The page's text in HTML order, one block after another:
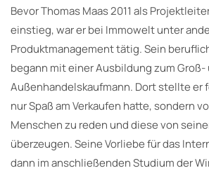
Bevor Thomas Maas 2011 als
einstieg, war er bei Immowelt unter
Produktmanagement tätig. Sein
begann mit einer Ausbildung zum Groß-
Außenhandelskaufmann. Dort stellte er
nur Spaß am Verkaufen hatte, sondern
Menschen zu reden und diese von
überzeugen. Seine Vorliebe für das
dann im anschließenden Studium der